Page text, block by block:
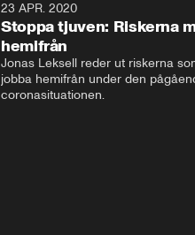
23 APR. 2020
Stoppa tjuven: Riskerna
hemifrån
Jonas Leksell reder ut riskerna
jobba hemifrån under den
coronasituationen.